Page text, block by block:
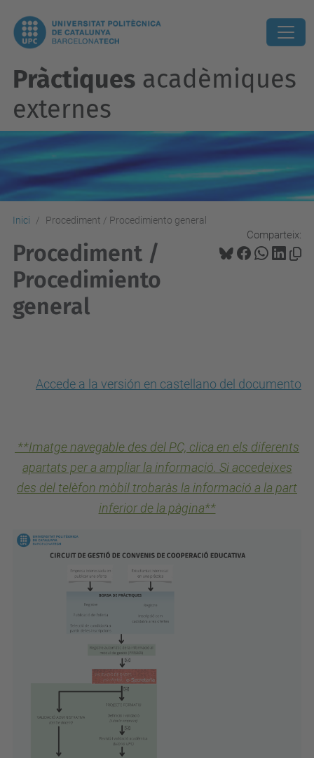
Pràctiques acadèmiques
externes
Inici Procediment / Procedimiento general
Comparteix:
Procediment /
Procedimiento
general
Accede a la versión en castellano del documento
**Imatge navegable des del PC, clica en els diferents
apartats per a ampliar la informació. Si accedeixes
des del telèfon mòbil trobaràs la informació a la part
inferior de la pàgina**